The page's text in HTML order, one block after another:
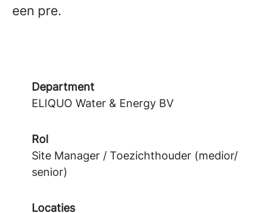
een pre.
Department
ELIQUO Water & Energy BV
Rol
Site Manager / Toezichthouder (medior/
senior)
Locaties